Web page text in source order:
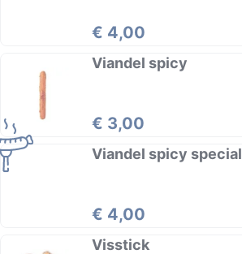
€ 4,00
Viandel spicy
€ 3,00
Viandel spicy special
€ 4,00
Visstick